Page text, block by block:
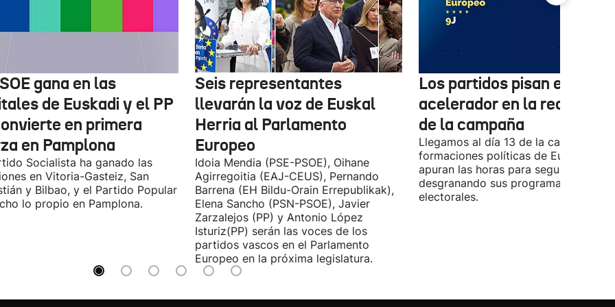
gana en las
de Euskadi y el PP
en primera
en Pamplona
Socialista ha ganado las
en Vitoria-Gasteiz, San
y Bilbao, y el Partido Popular
lo propio en Pamplona.
Seis representantes
llevarán la voz de Euskal
Herria al Parlamento
Europeo
Idoia Mendia (PSE-PSOE), Oihane
Agirregoitia (EAJ-CEUS), Pernando
Barrena (EH Bildu-Orain Errepublikak),
Elena Sancho (PSN-PSOE), Javier
Zarzalejos (PP) y Antonio López
Isturiz(PP) serán las voces de los
partidos vascos en el Parlamento
Europeo en la próxima legislatura.
Los partidos pisan el
acelerador en la recta final
de la campaña
Llegamos al día 13 de la campaña, y
formaciones políticas de Euskadi
apuran las horas para seguir
desgranando sus programas
electorales.